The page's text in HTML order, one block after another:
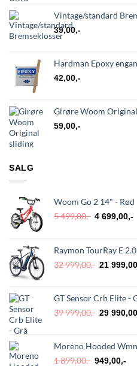
Vintage/standard
39,00,-
Hardman Epoxy
42,00,-
Girøre Woom
59,00,-
SALG
Woom Go 2 14" - Rød
5 499,00,- Opprinnelig
5
499,00,-.
4 699,00,-
4
Raymon TourRay E
32 999,00,-
32
999,00,-.
21 999,00
GT Sensor Crb Elite -
39 999,00,-
39
999,00,-.
29 990,00
Moreno Hooded
1 899,00,- Opprinnelig
949,00,-